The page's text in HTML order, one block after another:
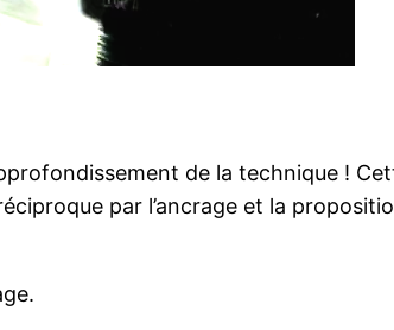
de la technique !
par l’ancrage et la